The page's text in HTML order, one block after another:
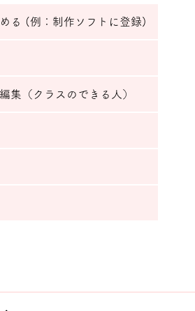
る (例：制作ソフトに登録)
集（クラスのできる人）